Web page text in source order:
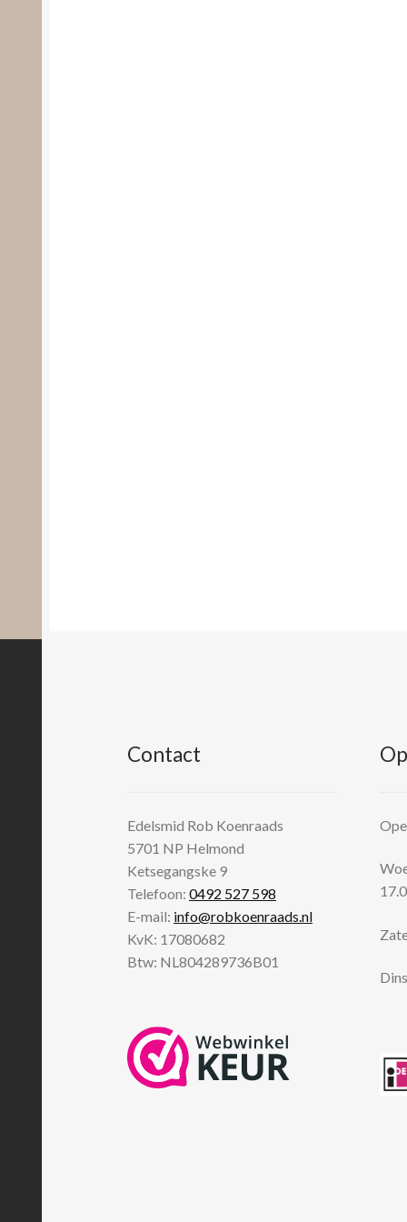
Contact
Edelsmid Rob Koenraads
5701 NP Helmond
Ketsegangske 9
Telefoon:0492 527 598
E-mail: info@robkoenraads.nl
KvK: 17080682
Btw: NL804289736B01